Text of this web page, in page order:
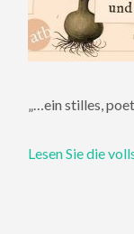
„…ein stilles,
Lesen Sie die